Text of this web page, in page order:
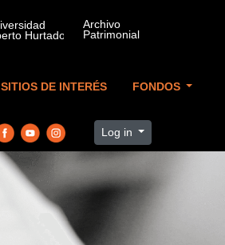
SITIOS DE INTERÉS FONDOS
Log in